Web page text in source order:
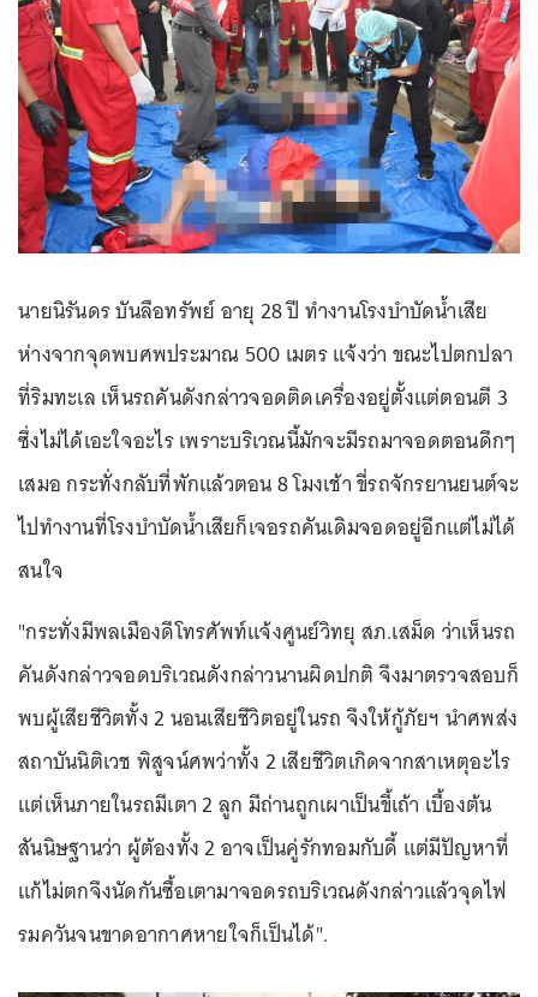
นายนิรันดร บันลือทรัพย์ อายุ 28 ปี ทำงานโรงบำบัดน้ำเสีย
ห่างจากจุดพบศพประมาณ 500 เมตร แจ้งว่า ขณะไปตกปลา
ที่ริมทะเล เห็นรถคันดังกล่าวจอดติดเครื่องอยู่ตั้งแต่ตอนตี 3
ซึ่งไม่ได้เอะใจอะไร เพราะบริเวณนี้มักจะมีรถมาจอดตอนดึกๆ
เสมอ กระทั่งกลับที่พักแล้วตอน 8 โมงเช้า ขี่รถจักรยานยนต์จะ
ไปทำงานที่โรงบำบัดน้ำเสียก็เจอรถคันเดิมจอดอยู่อีกแต่ไม่ได้
สนใจ
"กระทั่งมีพลเมืองดีโทรศัพท์แจ้งศูนย์วิทยุ สภ.เสม็ด ว่าเห็นรถ
คันดังกล่าวจอดบริเวณดังกล่าวนานผิดปกติ จึงมาตรวจสอบก็
พบผู้เสียชีวิตทั้ง 2 นอนเสียชีวิตอยู่ในรถ จึงให้กู้ภัยฯ นำศพส่ง
สถาบันนิติเวช พิสูจน์ศพว่าทั้ง 2 เสียชีวิตเกิดจากสาเหตุอะไร
แต่เห็นภายในรถมีเตา 2 ลูก มีถ่านถูกเผาเป็นขี้เถ้า เบื้องต้น
สันนิษฐานว่า ผู้ต้องทั้ง 2 อาจเป็นคู่รักทอมกับดี้ แต่มีปัญหาที่
แก้ไม่ตกจึงนัดกันซื้อเตามาจอดรถบริเวณดังกล่าวแล้วจุดไฟ
รมควันจนขาดอากาศหายใจก็เป็นได้".